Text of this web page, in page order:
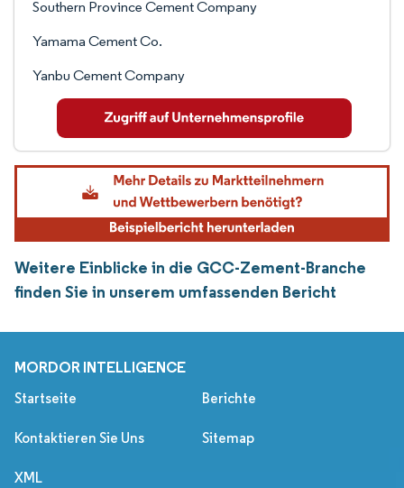
Southern Province Cement Company
Yamama Cement Co.
Yanbu Cement Company
Weitere Einblicke in die GCC-Zement-Branche
finden Sie in unserem umfassenden Bericht
MORDOR INTELLIGENCE
Startseite Berichte
Kontaktieren Sie Uns Sitemap
XML